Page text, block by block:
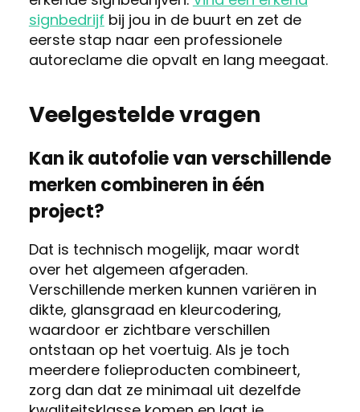
signbedrijf bij jou in de buurt en zet de
eerste stap naar een professionele
autoreclame die opvalt en lang meegaat.
Veelgestelde vragen
Kan ik autofolie van verschillende
merken combineren in één
project?
Dat is technisch mogelijk, maar wordt
over het algemeen afgeraden.
Verschillende merken kunnen variëren in
dikte, glansgraad en kleurcodering,
waardoor er zichtbare verschillen
ontstaan op het voertuig. Als je toch
meerdere folieproducten combineert,
zorg dan dat ze minimaal uit dezelfde